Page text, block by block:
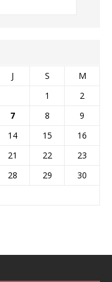
J S
M
1
2
7 8
9
14 15
16
21 22
23
28 29
30